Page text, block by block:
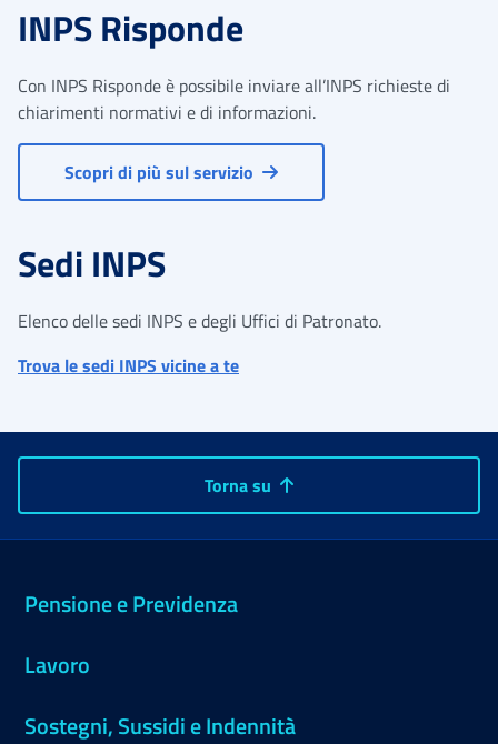
INPS Risponde
Con INPS Risponde è possibile inviare all’INPS richieste di
chiarimenti normativi e di informazioni.
Scopri di più sul servizio
Sedi INPS
Elenco delle sedi INPS e degli Uffici di Patronato.
Trova le sedi INPS vicine a te
Torna su
Pensione e Previdenza
Lavoro
Sostegni, Sussidi e Indennità